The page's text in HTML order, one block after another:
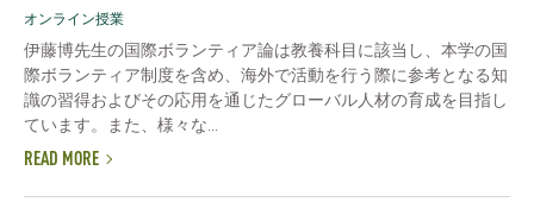
オンライン授業
伊藤博先生の国際ボランティア論は教養科目に該当し、本学の国
際ボランティア制度を含め、海外で活動を行う際に参考となる知
識の習得およびその応用を通じたグローバル人材の育成を目指し
ています。また、様々な...
READ MORE